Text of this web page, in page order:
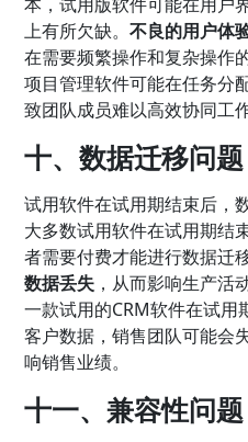
上有所欠缺。不良的用户体
在需要频繁操作和复杂操作
项目管理软件可能在任务分
致团队成员难以高效协同工
十、数据迁移问题
试用软件在试用期结束后，
大多数试用软件在试用期结
者需要付费才能进行数据迁
数据丢失 ，从而影响生产活
一款试用的CRM软件在试用
客户数据，销售团队可能会
响销售业绩。
十一、兼容性问题